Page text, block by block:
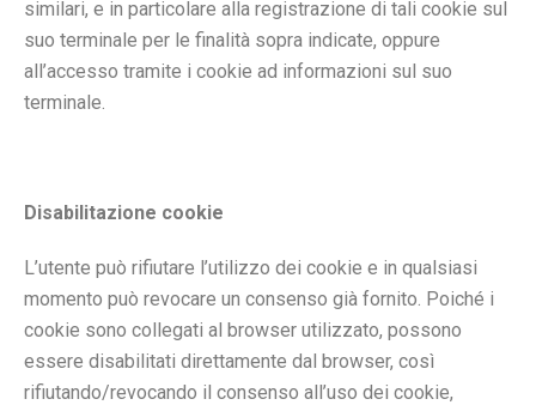
similari, e in particolare alla registrazione di tali cookie sul
suo terminale per le finalità sopra indicate, oppure
all’accesso tramite i cookie ad informazioni sul suo
terminale.
Disabilitazione cookie
L’utente può rifiutare l’utilizzo dei cookie e in qualsiasi
momento può revocare un consenso già fornito. Poiché i
cookie sono collegati al browser utilizzato, possono
essere disabilitati direttamente dal browser, così
rifiutando/revocando il consenso all’uso dei cookie,